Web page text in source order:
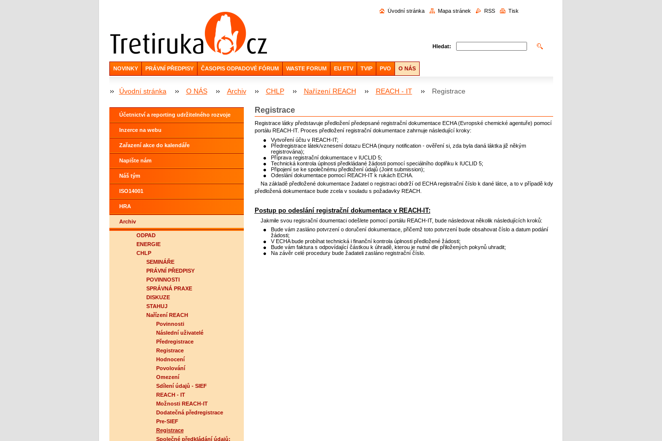
Hledat:
Úvodní stránka Mapa stránek RSS Tisk
NOVINKY PRÁVNÍ PŘEDPISY ČASOPIS ODPADOVÉ FÓRUM WASTE FORUM EU ETV TVIP PVO O NÁS
Úvodní stránka O NÁS Archiv CHLP Nařízení REACH REACH - IT Registrace
Registrace
Registrace látky představuje předložení předepsané registrační dokumentace ECHA (Evropské chemické agentuře) pomocí
portálu REACH-IT. Proces předložení registrační dokumentace zahrnuje následující kroky:
Vytvoření účtu v REACH-IT;
Předregistrace látek/vznesení dotazu ECHA (inqury notification - ověření si, zda byla daná láktka již někým
registrována);
Příprava registrační dokumentace v IUCLID 5;
Technická kontrola úplnosti předkládané žádosti pomocí speciálního doplňku k IUCLID 5;
Připojení se ke společnému předložení údajů (Joint submission);
Odeslání dokumentace pomocí REACH-IT k rukách ECHA.
Na základě předložené dokumentace žadatel o registraci obdrží od ECHA registrační číslo k dané látce, a to v případě kdy
předložená dokumentace bude zcela v souladu s požadavky REACH.
Postup po odeslání registrační dokumentace v REACH-IT:
Jakmile svou regisrační doumentaci odešlete pomocí portálu REACH-IT, bude následovat několik následujících kroků:
Bude vám zasláno potvrzení o doručení dokumentace, přičemž toto potvrzení bude obsahovat číslo a datum podání
žádosti;
V ECHA bude probíhat technická i finanční kontrola úplnosti předložené žádosti;
Bude vám faktura s odpovídající částkou k úhradě, kterou je nutné dle přiložených pokynů uhradit;
Na závěr celé procedury bude žadateli zasláno registrační číslo.
Účetnictví a reporting udržitelného rozvoje
Inzerce na webu
Zařazení akce do kalendáře
Napište nám
Náš tým
ISO14001
HRA
Archiv
ODPAD
ENERGIE
CHLP
SEMINÁŘE
PRÁVNÍ PŘEDPISY
POVINNOSTI
SPRÁVNÁ PRAXE
DISKUZE
STAHUJ
Nařízení REACH
Povinnosti
Následní uživatelé
Předregistrace
Registrace
Hodnocení
Povolování
Omezení
Sdílení údajů - SIEF
REACH - IT
Možnosti REACH-IT
Dodatečná předregistrace
Pre-SIEF
Registrace
Společné předkládání údajů: